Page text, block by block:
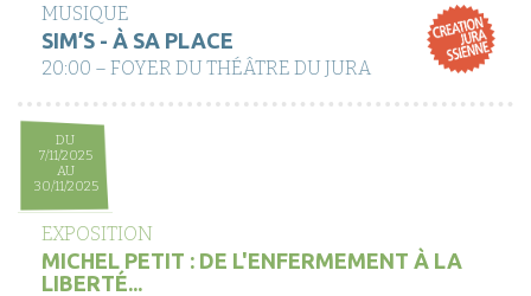
MUSIQUE
SIM’S - À SA PLACE
20:00 – FOYER DU THÉÂTRE DU JURA
DU
7/11/2025
AU
30/11/2025
EXPOSITION
MICHEL PETIT : DE L'ENFERMEMENT À LA
LIBERTÉ...